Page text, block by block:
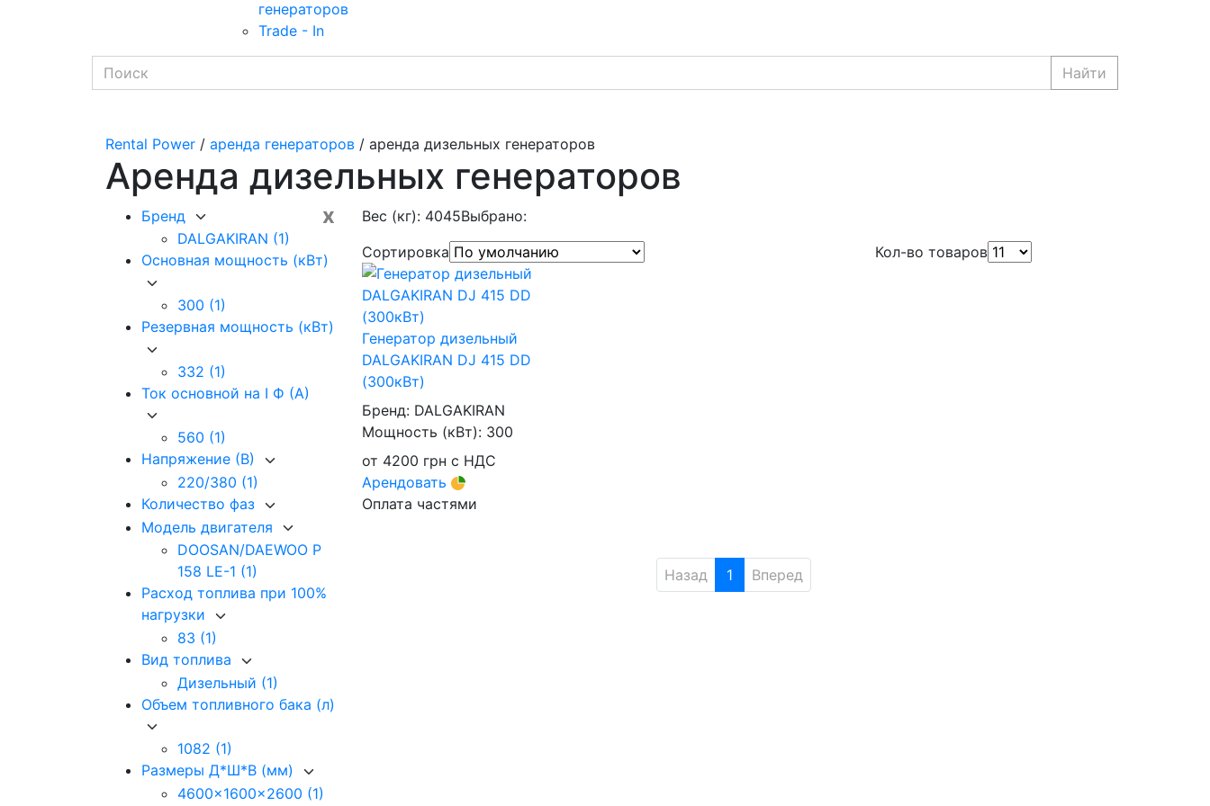
генераторов
Trade - In
Найти
Rental Power / аренда генераторов / аренда дизельных генераторов
Аренда дизельных генераторов
x
Бренд
DALGAKIRAN (1)
Основная мощность (кВт)
300 (1)
Резервная мощность (кВт)
332 (1)
Ток основной на I Ф (А)
560 (1)
Напряжение (В)
220/380 (1)
Количество фаз
Модель двигателя
DOOSAN/DAEWOO P
158 LE-1 (1)
Расход топлива при 100%
нагрузки
83 (1)
Вид топлива
Дизельный (1)
Объем топливного бака (л)
1082 (1)
Размеры Д*Ш*В (мм)
4600x1600x2600 (1)
Вес (кг): 4045Выбрано:
Сортировка
Кол-во товаров
Генератор дизельный
DALGAKIRAN DJ 415 DD
(300кВт)
Бренд: DALGAKIRAN
Мощность (кВт): 300
от 4200 грн с НДС
Арендовать
Оплата частями
Назад 1 Вперед